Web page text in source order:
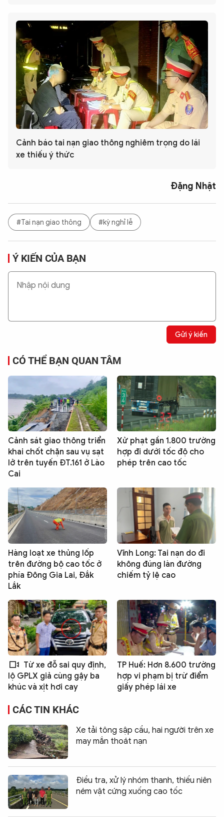
Cảnh báo tai nạn giao thông nghiêm trọng do lái
xe thiếu ý thức
Đặng Nhật
#Tai nạn giao thông #kỳ nghỉ lễ
Ý KIẾN CỦA BẠN
Gửi ý kiến
CÓ THỂ BẠN QUAN TÂM
Cảnh sát giao thông triển
khai chốt chặn sau vụ sạt
lở trên tuyến ĐT.161 ở Lào
Cai
Xử phạt gần 1.800 trường
hợp đi dưới tốc độ cho
phép trên cao tốc
Hàng loạt xe thủng lốp
trên đường bộ cao tốc ở
phía Đông Gia Lai, Đắk
Lắk
Vĩnh Long: Tai nạn do đi
không đúng làn đường
chiếm tỷ lệ cao
Từ xe đỗ sai quy định,
lộ GPLX giả cùng gậy ba
khúc và xịt hơi cay
TP Huế: Hơn 8.600 trường
hợp vi phạm bị trừ điểm
giấy phép lái xe
CÁC TIN KHÁC
Xe tải tông sập cầu, hai người trên xe
may mắn thoát nạn
Điều tra, xử lý nhóm thanh, thiếu niên
ném vật cứng xuống cao tốc